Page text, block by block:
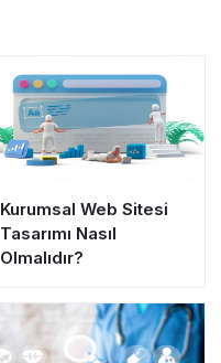
Kurumsal Web Sitesi
Tasarımı Nasıl
Olmalıdır?